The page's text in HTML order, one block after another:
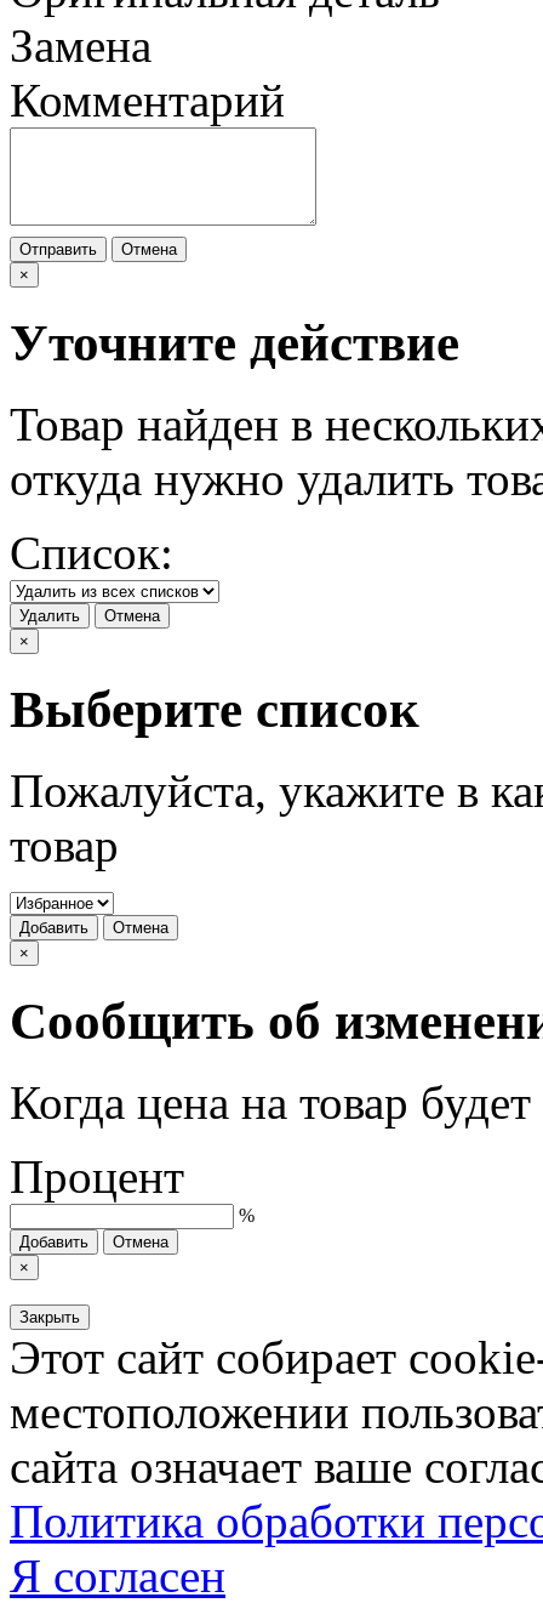
Замена
Комментарий
Отправить
Отмена
×
Уточните действие
Товар найден в
откуда нужно удалить
Список:
Удалить
Отмена
×
Выберите список
Пожалуйста, укажите в
товар
Добавить
Отмена
×
Сообщить об
Когда цена на товар
Процент
%
Добавить
Отмена
×
Закрыть
Этот сайт собирает
местоположении
сайта означает ваше
Политика обработки
Я согласен